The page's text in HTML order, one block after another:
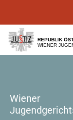
[1]
[2]
REPUBLIK
WIENER
Wiener